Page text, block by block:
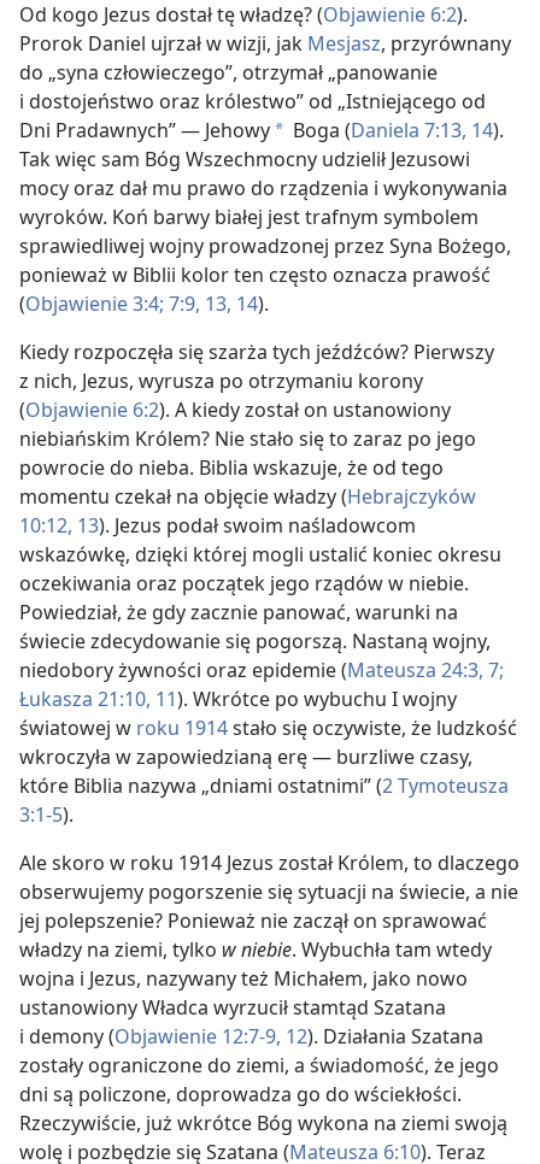
Od kogo Jezus dostał tę władzę? (Objawienie 6:2).
Prorok Daniel ujrzał w wizji, jak Mesjasz, przyrównany
do „syna człowieczego”, otrzymał „panowanie
i dostojeństwo oraz królestwo” od „Istniejącego od
Dni Pradawnych” — Jehowy a Boga (Daniela 7:13, 14).
Tak więc sam Bóg Wszechmocny udzielił Jezusowi
mocy oraz dał mu prawo do rządzenia i wykonywania
wyroków. Koń barwy białej jest trafnym symbolem
sprawiedliwej wojny prowadzonej przez Syna Bożego,
ponieważ w Biblii kolor ten często oznacza prawość
(Objawienie 3:4; 7:9, 13, 14).
Kiedy rozpoczęła się szarża tych jeźdźców? Pierwszy
z nich, Jezus, wyrusza po otrzymaniu korony
(Objawienie 6:2). A kiedy został on ustanowiony
niebiańskim Królem? Nie stało się to zaraz po jego
powrocie do nieba. Biblia wskazuje, że od tego
momentu czekał na objęcie władzy (Hebrajczyków
10:12, 13). Jezus podał swoim naśladowcom
wskazówkę, dzięki której mogli ustalić koniec okresu
oczekiwania oraz początek jego rządów w niebie.
Powiedział, że gdy zacznie panować, warunki na
świecie zdecydowanie się pogorszą. Nastaną wojny,
niedobory żywności oraz epidemie (Mateusza 24:3, 7;
Łukasza 21:10, 11). Wkrótce po wybuchu I wojny
światowej w roku 1914stało się oczywiste, że ludzkość
wkroczyła w zapowiedzianą erę — burzliwe czasy,
które Biblia nazywa „dniami ostatnimi” (2 Tymoteusza
3:1-5).
Ale skoro w roku 1914 Jezus został Królem, to dlaczego
obserwujemy pogorszenie się sytuacji na świecie, a nie
jej polepszenie? Ponieważ nie zaczął on sprawować
władzy na ziemi, tylko w niebie. Wybuchła tam wtedy
wojna i Jezus, nazywany też Michałem, jako nowo
ustanowiony Władca wyrzucił stamtąd Szatana
i demony (Objawienie 12:7-9, 12). Działania Szatana
zostały ograniczone do ziemi, a świadomość, że jego
dni są policzone, doprowadza go do wściekłości.
Rzeczywiście, już wkrótce Bóg wykona na ziemi swoją
wolę i pozbędzie się Szatana (Mateusza 6:10). Teraz